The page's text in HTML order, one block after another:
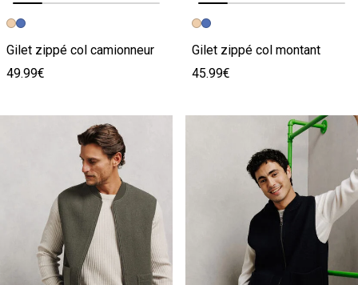
Image précédente
Image suivante
Gilet zippé col camionneur
49.99€
Image précédente
Image suivante
Gilet zippé col montant
45.99€